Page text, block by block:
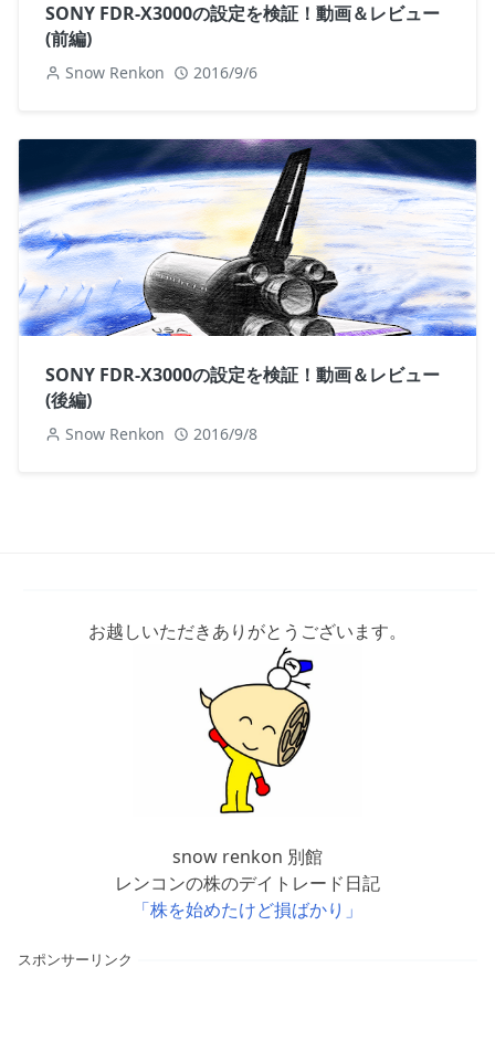
SONY FDR-X3000の設定を検証！動画＆レビュー
(前編)
Snow Renkon 2016/9/6
SONY FDR-X3000の設定を検証！動画＆レビュー
(後編)
Snow Renkon 2016/9/8
お越しいただきありがとうございます。
snow renkon 別館
レンコンの株のデイトレード日記
「株を始めたけど損ばかり」
スポンサーリンク